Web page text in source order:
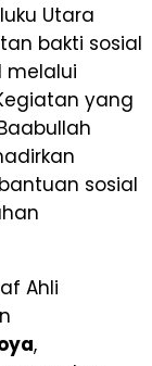
Utara
bakti sosial
melalui
yang
sosial
Ahli
,